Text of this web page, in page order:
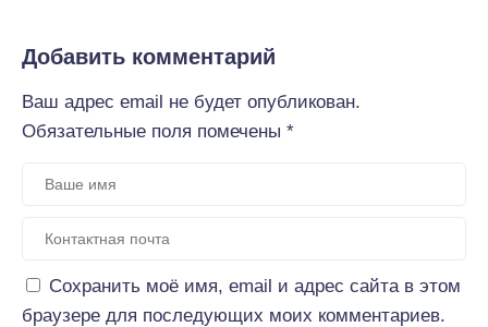
Добавить комментарий
Ваш адрес email не будет опубликован.
Обязательные поля помечены *
Сохранить моё имя, email и адрес сайта в этом
браузере для последующих моих комментариев.